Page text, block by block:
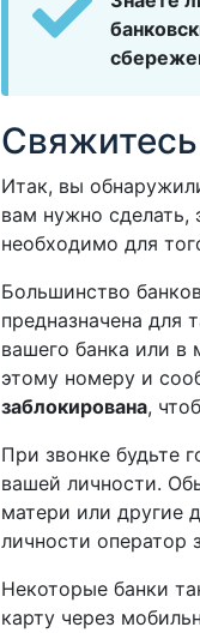
Итак, вы
вам нужно сделать,
необходимо для
Большинство
предназначена для
вашего банка или в
этому номеру и
заблокирована,
При звонке будьте
вашей личности.
матери или другие
личности оператор
Некоторые банки
карту через